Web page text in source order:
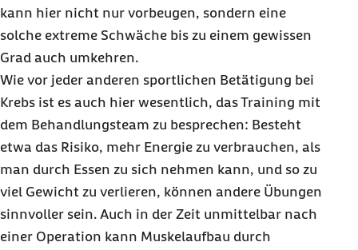
kann hier nicht nur vorbeugen, sondern eine
solche extreme Schwäche bis zu einem gewissen
Grad auch umkehren.
Wie vor jeder anderen sportlichen Betätigung bei
Krebs ist es auch hier wesentlich, das Training mit
dem Behandlungsteam zu besprechen: Besteht
etwa das Risiko, mehr Energie zu verbrauchen, als
man durch Essen zu sich nehmen kann, und so zu
viel Gewicht zu verlieren, können andere Übungen
sinnvoller sein. Auch in der Zeit unmittelbar nach
einer Operation kann Muskelaufbau durch